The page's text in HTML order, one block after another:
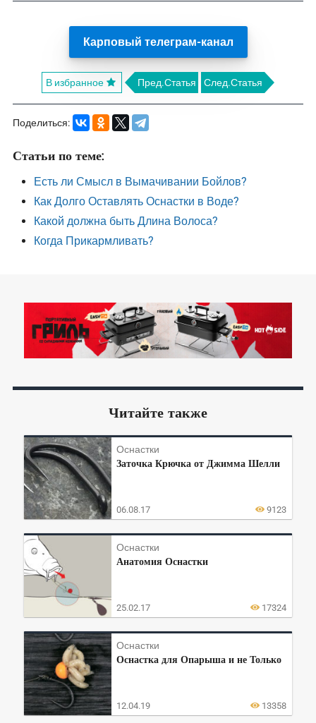
Карповый телеграм-канал
В избранное Пред.Статья След.Статья
Поделиться:
Статьи по теме:
Есть ли Смысл в Вымачивании Бойлов?
Как Долго Оставлять Оснастки в Воде?
Какой должна быть Длина Волоса?
Когда Прикармливать?
Читайте также
Оснастки
Заточка Крючка от Джимма Шелли
06.08.17 9123
Оснастки
Анатомия Оснастки
25.02.17 17324
Оснастки
Оснастка для Опарыша и не Только
12.04.19 13358